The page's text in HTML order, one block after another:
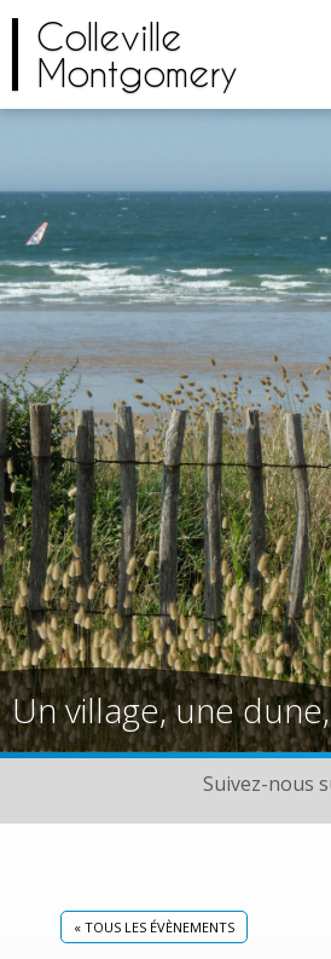
Colleville
Montgomery
Un village, une
Suivez-nous
« TOUS LES ÉVÈNEMENTS